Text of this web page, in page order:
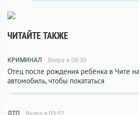
ЧИТАЙТЕ ТАКЖЕ
КРИМИНАЛ Вчера в 08:30
Отец после рождения ребёнка в Чите
автомобиль, чтобы покататься
ДТП Вчера в 09:52